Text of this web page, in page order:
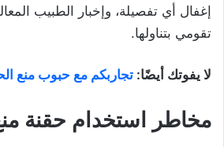
إغفال أي تفصيلة، وإخبار الطبيب
تقومي بتناولها.
لا يفوتك أيضًا: تجاربكم مع حبوب منع
مخاطر استخدام حقنة